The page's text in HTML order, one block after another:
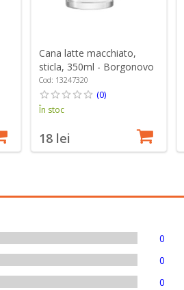
Cana latte macchiato,
sticla, 350ml - Borgonovo
Cod: 13247320
(0)
În stoc
18 lei
0
0
0